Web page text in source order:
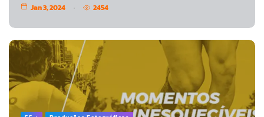
Jan 3, 2024 2454